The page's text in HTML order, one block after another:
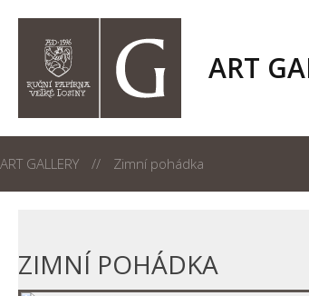
ART
ART GALLERY Zimní pohádka
ZIMNÍ POHÁDKA